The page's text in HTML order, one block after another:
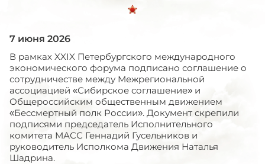
7 июня 2026
В рамках XXIX Петербургского международного
экономического форума подписано соглашение о
сотрудничестве между Межрегиональной
ассоциацией «Сибирское соглашение» и
Общероссийским общественным движением
«Бессмертный полк России». Документ скрепили
подписями председатель Исполнительного
комитета МАСС Геннадий Гусельников и
руководитель Исполкома Движения Наталья
Шадрина.